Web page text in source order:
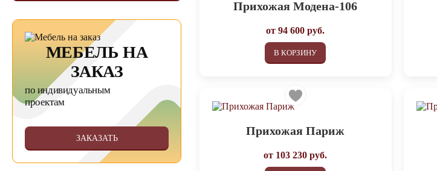
МЕБЕЛЬ НА
ЗАКАЗ
по индивидуальным
проектам
ЗАКАЗАТЬ
Прихожая Модена-106
от94 600 руб.
В КОРЗИНУ
Прихожая Париж
от 103 230 руб.